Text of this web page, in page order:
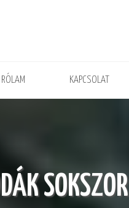
RÓLAM KAPCSOLAT
SOKSZOR